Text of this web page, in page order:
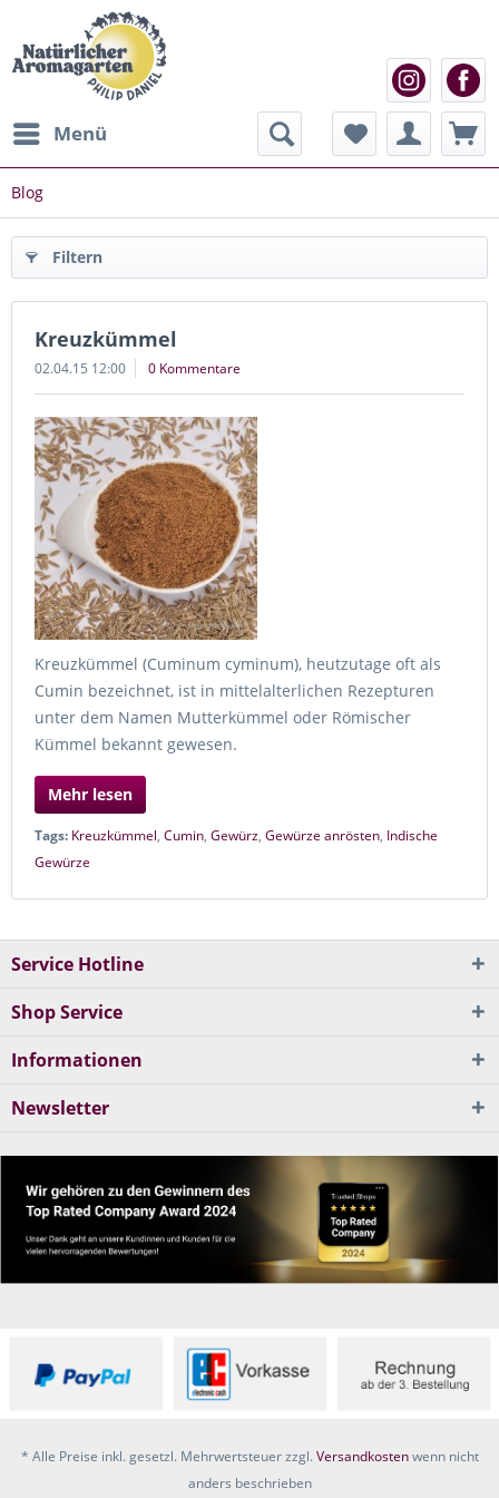
Menü
Blog
Filtern
Kreuzkümmel
02.04.15 12:00 0 Kommentare
Kreuzkümmel (Cuminum cyminum), heutzutage oft als
Cumin bezeichnet, ist in mittelalterlichen Rezepturen
unter dem Namen Mutterkümmel oder Römischer
Kümmel bekannt gewesen.
Mehr lesen
Tags: Kreuzkümmel, Cumin, Gewürz, Gewürze anrösten, Indische
Gewürze
Service Hotline
Shop Service
Informationen
Newsletter
* Alle Preise inkl. gesetzl. Mehrwertsteuer zzgl.Versandkostenwenn nicht
anders beschrieben